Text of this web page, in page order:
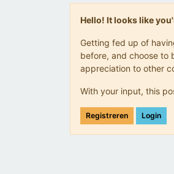
Hello! It looks like
Getting fed up of
before, and choose to
appreciation to other
With your input, this
Registreren Login